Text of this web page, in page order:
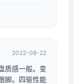
2022-08-22
质感一般。变
脚。四驱性能